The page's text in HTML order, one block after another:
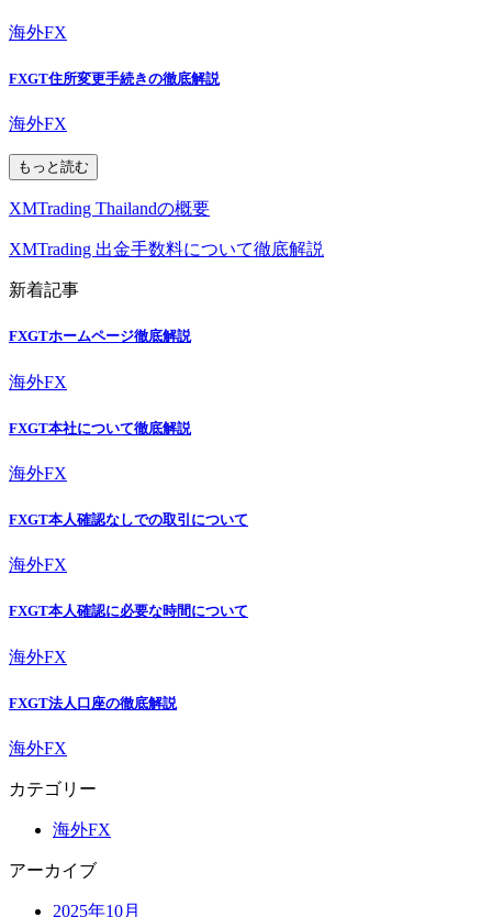
海外FX
FXGT住所変更手続きの徹底解説
海外FX
もっと読む
XMTrading Thailandの概要
XMTrading 出金手数料について徹底解説
新着記事
FXGTホームページ徹底解説
海外FX
FXGT本社について徹底解説
海外FX
FXGT本人確認なしでの取引について
海外FX
FXGT本人確認に必要な時間について
海外FX
FXGT法人口座の徹底解説
海外FX
カテゴリー
海外FX
アーカイブ
2025年10月